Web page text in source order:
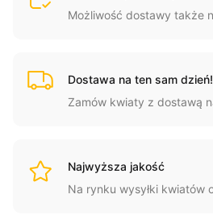
Możliwość dostawy także
Dostawa na ten sam dzień!
Zamów kwiaty z dostawą
Najwyższa jakość
Na rynku wysyłki kwiatów